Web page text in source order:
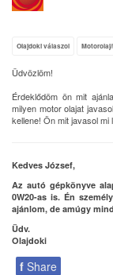
Olajdoki válaszol
Üdvözlöm!
Érdeklődöm ön mit
milyen motor olajat
kellene! Ön mit javasol
Kedves József,
Az autó gépkönyve
0W20-as is. Én
ajánlom, de amúgy
Üdv.
Olajdoki
f Share